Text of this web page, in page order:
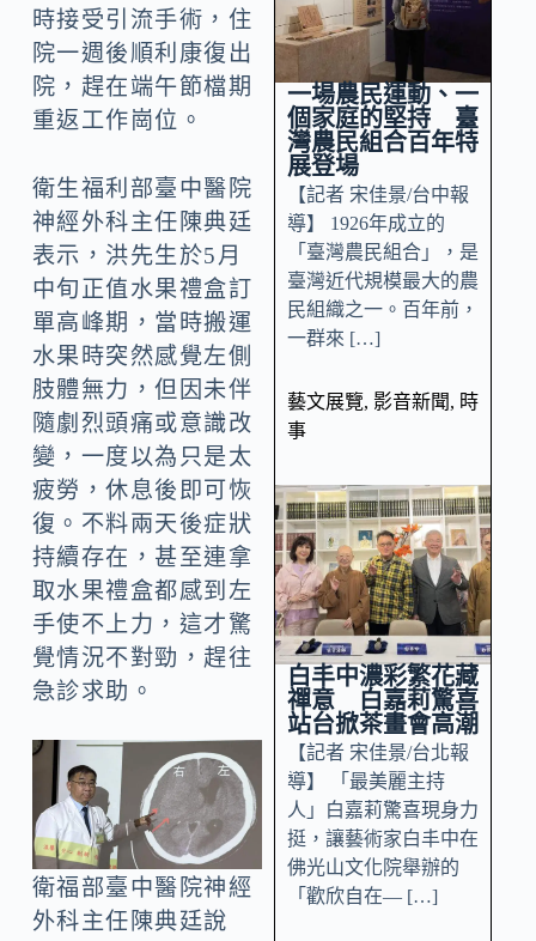
時接受引流手術，住
院一週後順利康復出
院，趕在端午節檔期
重返工作崗位。
衛生福利部臺中醫院
神經外科主任陳典廷
表示，洪先生於5月
中旬正值水果禮盒訂
單高峰期，當時搬運
水果時突然感覺左側
肢體無力，但因未伴
隨劇烈頭痛或意識改
變，一度以為只是太
疲勞，休息後即可恢
復。不料兩天後症狀
持續存在，甚至連拿
取水果禮盒都感到左
手使不上力，這才驚
覺情況不對勁，趕往
急診求助。
衛福部臺中醫院神經
外科主任陳典廷說
一場農民運動、一
個家庭的堅持 臺
灣農民組合百年特
展登場
【記者 宋佳景/台中報
導】 1926年成立的
「臺灣農民組合」，是
臺灣近代規模最大的農
民組織之一。百年前，
一群來 […]
藝文展覽, 影音新聞, 時
事
白丰中濃彩繁花藏
禪意 白嘉莉驚喜
站台掀茶畫會高潮
【記者 宋佳景/台北報
導】 「最美麗主持
人」白嘉莉驚喜現身力
挺，讓藝術家白丰中在
佛光山文化院舉辦的
「歡欣自在— […]